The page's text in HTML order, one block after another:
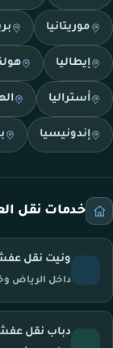
موريتانيا
إيطاليا
أستراليا
إندونيسيا
خدمات نقل
ونيت نقل
داخل الرياض
دباب نقل